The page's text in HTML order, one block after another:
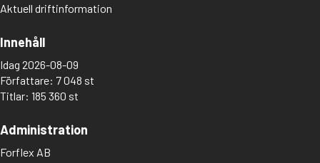
Aktuell driftinformation
Innehåll
Idag 2026-08-09
Författare: 7 048 st
Titlar: 185 360 st
Administration
Forflex AB